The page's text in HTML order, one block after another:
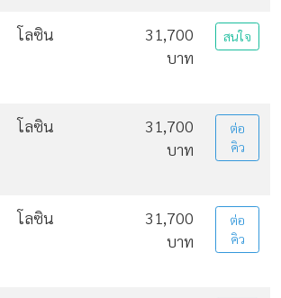
โลซิน
31,700
บาท
สนใจ
โลซิน
31,700
บาท
ต่อ
คิว
โลซิน
31,700
บาท
ต่อ
คิว